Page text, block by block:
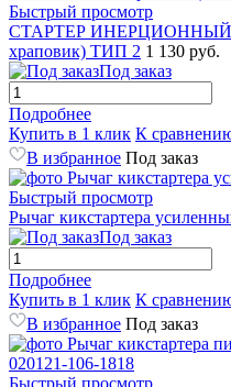
Быстрый просмотр
СТАРТЕР ИНЕРЦИОННЫЙ
храповик) ТИП 2 1 130 руб.
Под заказ
Подробнее
Купить в 1 клик К
В избранное Под заказ
Быстрый просмотр
Рычаг кикстартера
Под заказ
Подробнее
Купить в 1 клик К
В избранное Под заказ
Быстрый просмотр